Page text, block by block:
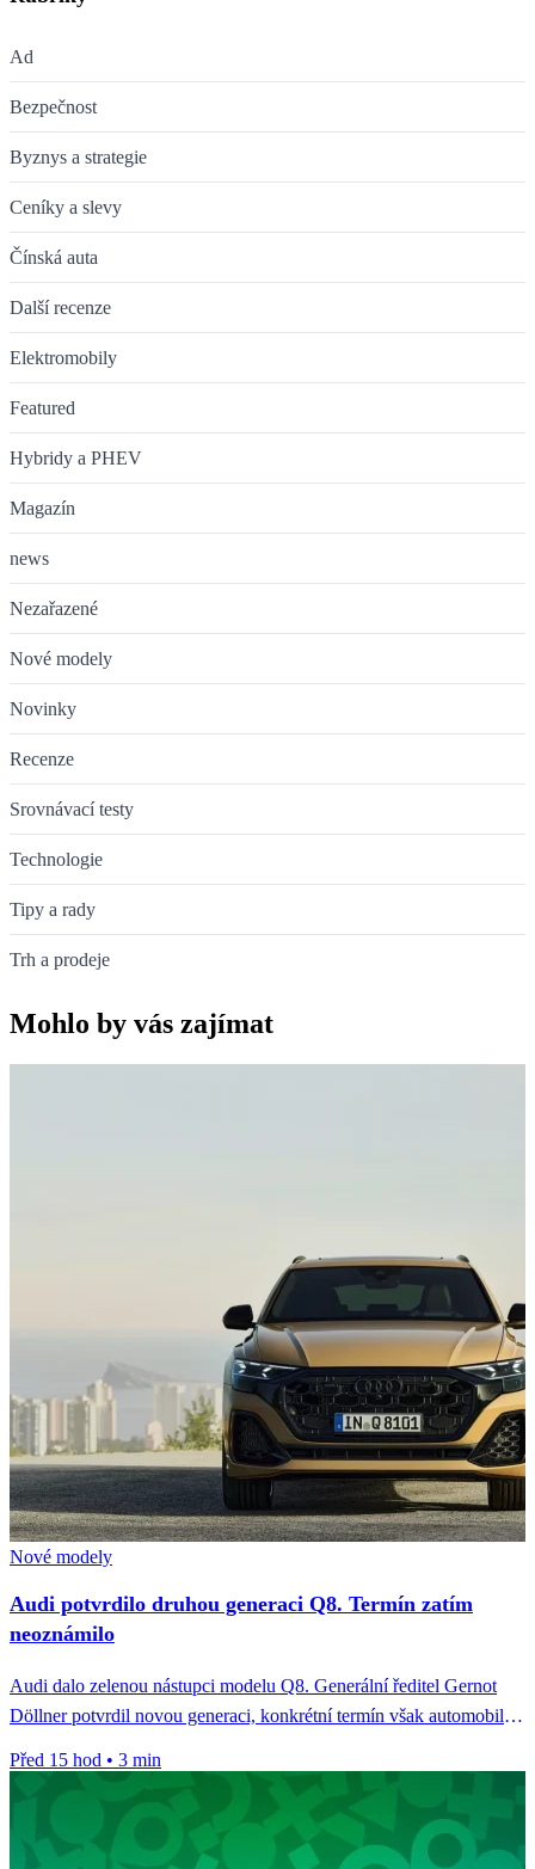
Ad
Bezpečnost
Byznys a strategie
Ceníky a slevy
Čínská auta
Další recenze
Elektromobily
Featured
Hybridy a PHEV
Magazín
news
Nezařazené
Nové modely
Novinky
Recenze
Srovnávací testy
Technologie
Tipy a rady
Trh a prodeje
Mohlo by vás zajímat
Nové modely
Audi potvrdilo druhou generaci Q8. Termín zatím
neoznámilo
Audi dalo zelenou nástupci modelu Q8. Generální ředitel Gernot
Döllner potvrdil novou generaci, konkrétní termín však automobilka
Před 15 hod • 3 min